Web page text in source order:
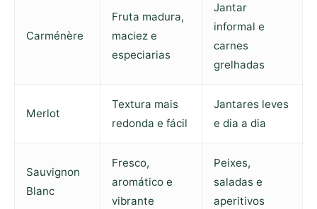
Carménère
Fruta madura,
maciez e
especiarias
Jantar
informal e
carnes
grelhadas
Merlot
Textura mais
redonda e fácil
Jantares leves
e dia a dia
Sauvignon
Blanc
Fresco,
aromático e
vibrante
Peixes,
saladas e
aperitivos